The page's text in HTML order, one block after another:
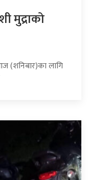
मुद्राको
(शनिबार)का लागि